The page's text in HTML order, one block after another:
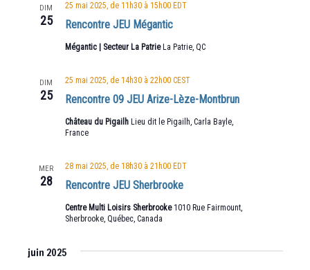
DIM
25 Rencontre JEU Mégantic
25 mai 2025, de 11h30à 15h00 EDT
Mégantic | Secteur La Patrie La Patrie, QC
DIM
25 Rencontre 09 JEU Arize-Lèze-Montbrun
25 mai 2025, de 14h30à 22h00 CEST
Château du Pigailh Lieu dit le Pigailh, Carla Bayle,
France
MER
28 Rencontre JEU Sherbrooke
28 mai 2025, de 18h30à 21h00 EDT
Centre Multi Loisirs Sherbrooke 1010 Rue Fairmount,
Sherbrooke, Québec, Canada
juin 2025